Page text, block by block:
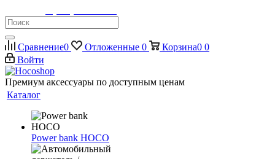
Сравнение0 Отложенные 0 Корзина0 0
Войти
Премиум аксессуары по доступным ценам
Каталог
Power bank HOCO